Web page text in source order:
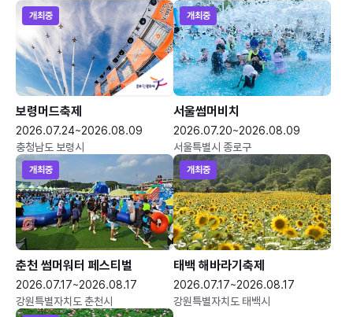
개최중
보령머드축제
2026.07.24~2026.08.09
충청남도 보령시
개최중
서울썸머비치
2026.07.20~2026.08.09
서울특별시 종로구
개최중
춘천 썸머워터 페스티벌
2026.07.17~2026.08.17
강원특별자치도 춘천시
개최중
태백 해바라기축제
2026.07.17~2026.08.17
강원특별자치도 태백시